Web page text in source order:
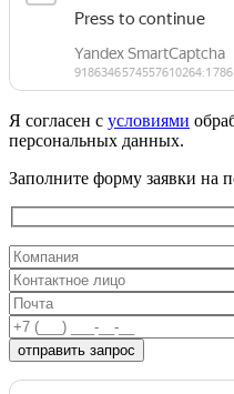
Я согласен с условиями
персональных данных.
Заполните форму заявки на
отправить запрос